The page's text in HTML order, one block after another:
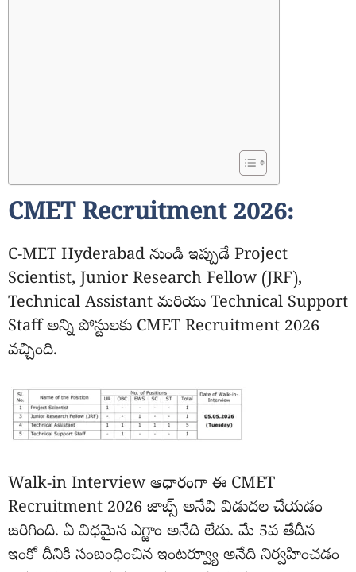
CMET Recruitment 2026:
C-MET Hyderabad నుండి ఇప్పుడే Project
Scientist, Junior Research Fellow (JRF),
Technical Assistant మరియు Technical Support
Staff అన్ని పోస్టులకు CMET Recruitment 2026
వచ్చింది.
Walk-in Interview ఆధారంగా ఈ CMET
Recruitment 2026 జాబ్స్ అనేవి విడుదల చేయడం
జరిగింది. ఏ విధమైన ఎగ్జాం అనేది లేదు. మే 5వ తేదీన
ఇంకో దీనికి సంబంధించిన ఇంటర్వ్యూ అనేది నిర్వహించడం